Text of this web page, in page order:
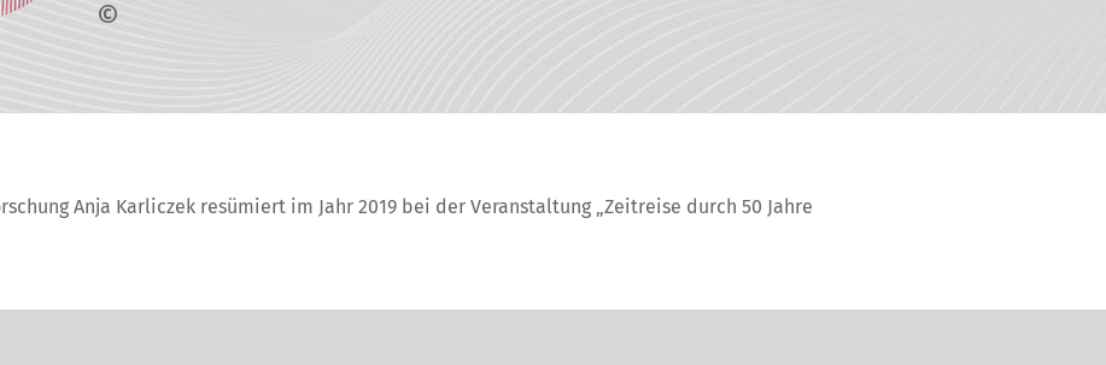
Anja Karliczek resümiert im Jahr 2019 bei der Veranstaltung „Zeitreise durch 50 Jahre